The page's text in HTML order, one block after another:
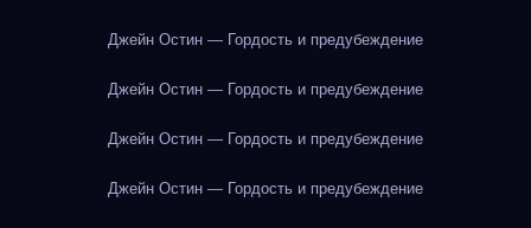
Джейн Остин — Гордость и предубеждение
Джейн Остин — Гордость и предубеждение
Джейн Остин — Гордость и предубеждение
Джейн Остин — Гордость и предубеждение